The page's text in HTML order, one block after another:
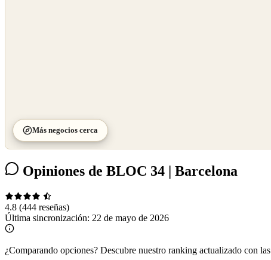
Más negocios cerca
Opiniones de BLOC 34 | Barcelona
4.8 (444 reseñas)
Última sincronización: 22 de mayo de 2026
¿Comparando opciones? Descubre nuestro ranking actualizado con las